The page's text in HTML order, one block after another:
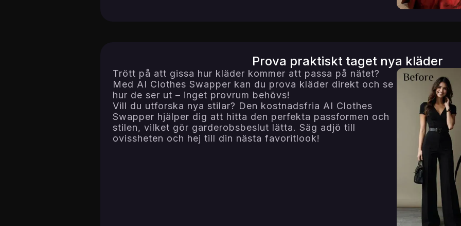
Prova praktiskt taget nya kläder
Trött på att gissa hur kläder kommer att passa på nätet?
Med AI Clothes Swapper kan du prova kläder direkt och se
hur de ser ut – inget provrum behövs!
Vill du utforska nya stilar? Den kostnadsfria AI Clothes
Swapper hjälper dig att hitta den perfekta passformen och
stilen, vilket gör garderobsbeslut lätta. Säg adjö till
ovissheten och hej till din nästa favoritlook!